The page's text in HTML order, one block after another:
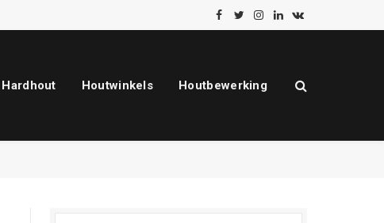
Facebook
TwitterInstagram
LinkedInVKontakte
Hardhout Houtwinkels Houtbewerking